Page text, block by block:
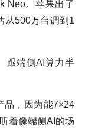
Neo。苹果出了
从500万台调到1
跟端侧AI算力半
品，因为能7×24
着像端侧AI的场